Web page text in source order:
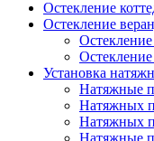
Остекление
Остекление
Установка
Натяжные
Натяжных
Натяжных
Натяжные